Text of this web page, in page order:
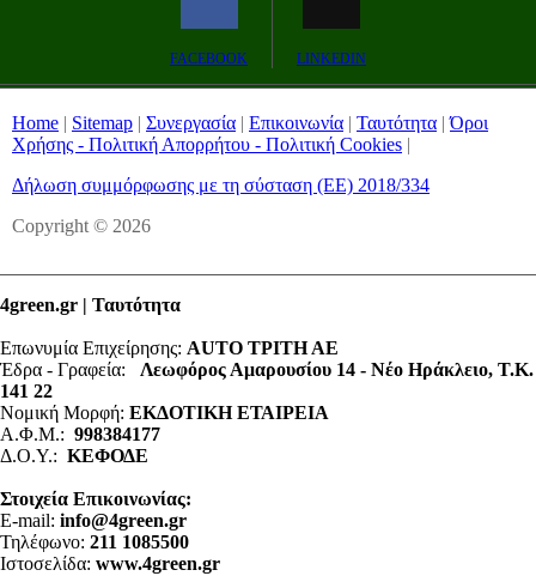
FACEBOOK LINKEDIN
Home | Sitemap | Συνεργασία | Επικοινωνία | Ταυτότητα |Όροι
Χρήσης - Πολιτική Απορρήτου - Πολιτική Cookies |
Δήλωση συμμόρφωσης με τη σύσταση (ΕΕ) 2018/334
Copyright © 2026
4green.gr | Ταυτότητα
Επωνυμία Επιχείρησης: AUTO ΤΡΙΤΗ ΑΕ
Έδρα - Γραφεία: Λεωφόρος Αμαρουσίου 14 - Νέο Ηράκλειο, Τ.Κ.
141 22
Νομική Μορφή: ΕΚΔΟΤΙΚΗ ΕΤΑΙΡΕΙΑ
Α.Φ.Μ.: 998384177
Δ.Ο.Υ.: ΚΕΦΟΔΕ
Στοιχεία Επικοινωνίας:
E-mail: info@4green.gr
Τηλέφωνο: 211 1085500
Ιστοσελίδα: www.4green.gr